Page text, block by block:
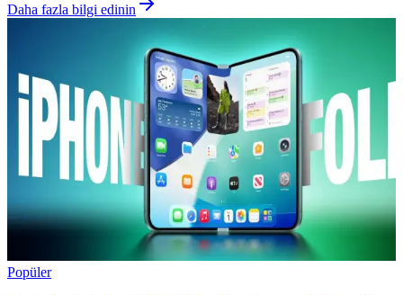
Daha fazla bilgi edinin
Popüler